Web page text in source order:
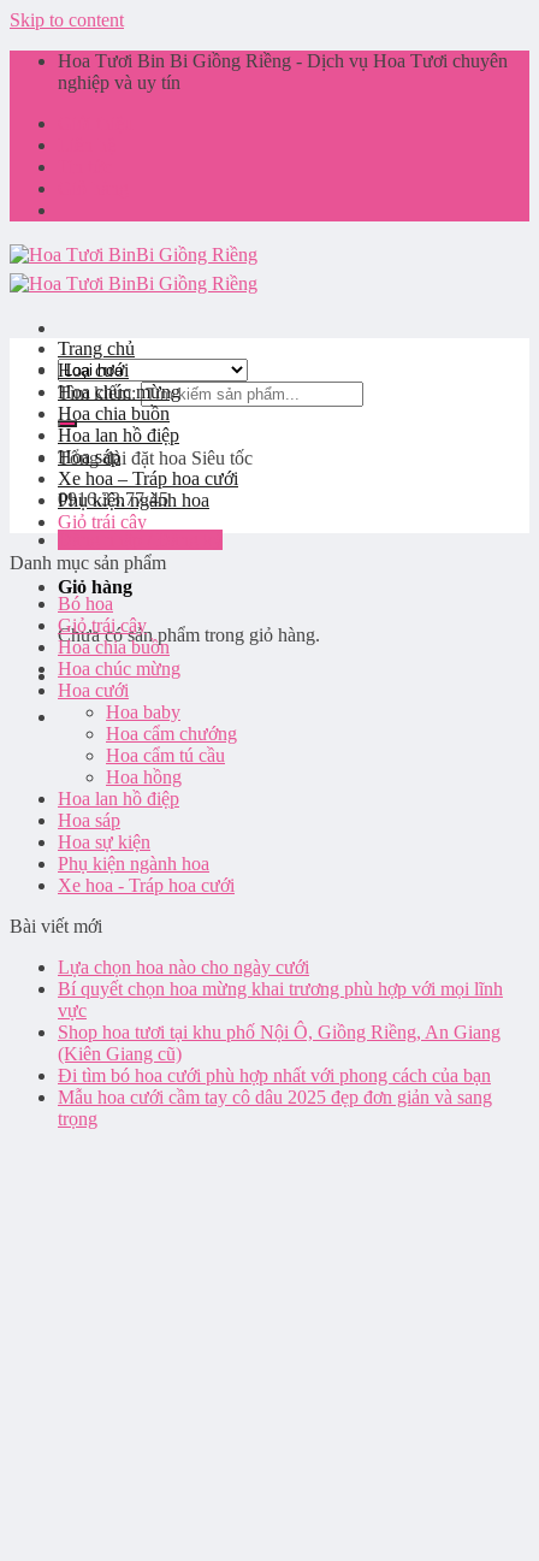
Skip to content
Hoa Tươi Bin Bi Giồng Riềng - Dịch vụ Hoa Tươi chuyên
nghiệp và uy tín
Tìm kiếm:
Tổng đài đặt hoa Siêu tốc
0916.33.77.45
Giỏ hàng
Chưa có sản phẩm trong giỏ hàng.
Trang chủ
Hoa cưới
Hoa chúc mừng
Hoa chia buồn
Hoa lan hồ điệp
Hoa sáp
Xe hoa – Tráp hoa cưới
Phụ kiện ngành hoa
Giỏ trái cây
Danh mục sản phẩm
Bó hoa
Giỏ trái cây
Hoa chia buồn
Hoa chúc mừng
Hoa cưới
Hoa baby
Hoa cẩm chướng
Hoa cẩm tú cầu
Hoa hồng
Hoa lan hồ điệp
Hoa sáp
Hoa sự kiện
Phụ kiện ngành hoa
Xe hoa - Tráp hoa cưới
Bài viết mới
Lựa chọn hoa nào cho ngày cưới
Bí quyết chọn hoa mừng khai trương phù hợp với mọi lĩnh
vực
Shop hoa tươi tại khu phố Nội Ô, Giồng Riềng, An Giang
(Kiên Giang cũ)
Đi tìm bó hoa cưới phù hợp nhất với phong cách của bạn
Mẫu hoa cưới cầm tay cô dâu 2025 đẹp đơn giản và sang
trọng